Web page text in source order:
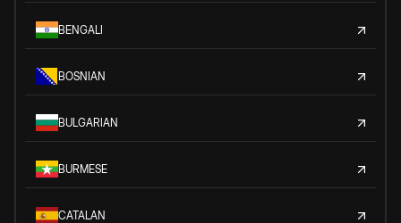
BENGALI
BOSNIAN
BULGARIAN
BURMESE
CATALAN